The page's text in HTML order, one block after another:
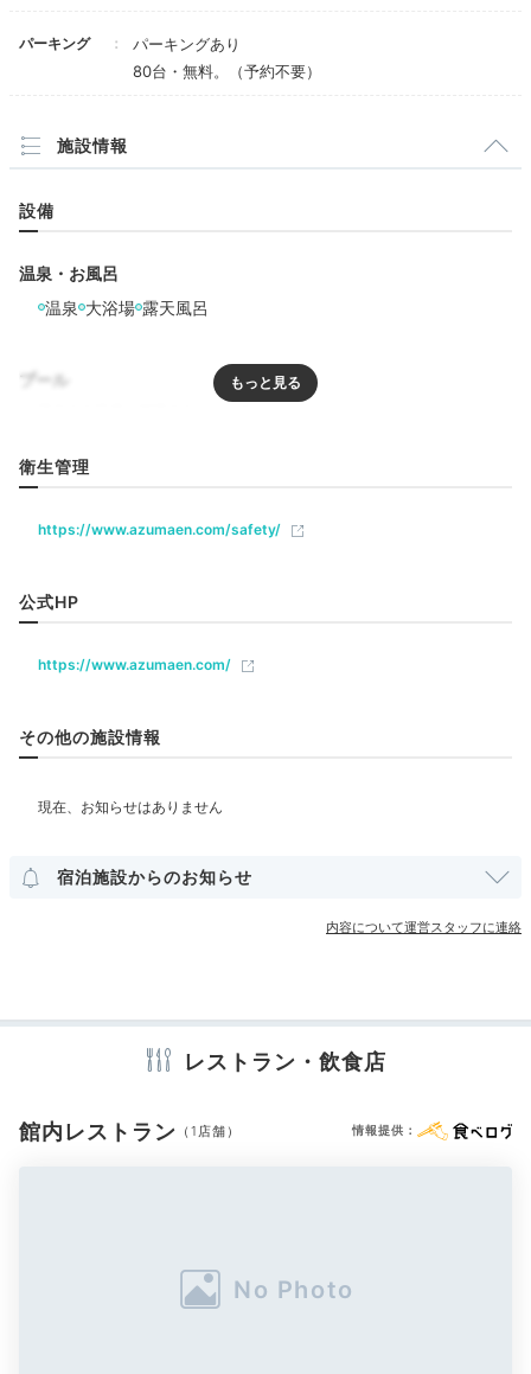
客室露天風呂 一例
家源泉をひいた露天風呂があり、大自然に身を包まれな
お部屋の露天風呂で温泉に浸かったり外気浴したり、ま
の囀りに耳を傾けながら夕陽を眺めて入る露天風呂は格
Dinner
有田焼の器で楽しむ
夕食会場はレストランや部屋食など、客室によって異な
るため事前確認が◎有明海の魚介類や、雲仙・島原の旬
パーキング
パーキングあり
80台・無料。（予約不要）
施設情報
設備
温泉・お風呂
温泉 大浴場 露天風呂
プール
リラクゼーション
カフェ
ベビー＆子供関連
部屋情報
露天風呂付客室
その他館内施設
シャワーキャップ
タオル バスタオル ドライヤー
衛生管理
https://www.azumaen.com/safety/
公式HP
https://www.azumaen.com/
その他の施設情報
宿泊施設からのお知らせ
内容について運営スタッフに連絡
レストラン・飲食店
館内レストラン （1店舗） 情報提供：